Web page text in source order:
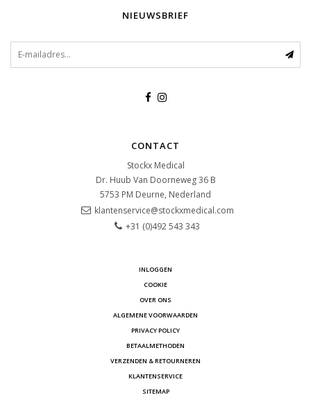
NIEUWSBRIEF
CONTACT
Stockx Medical
Dr. Huub Van Doorneweg 36 B
5753 PM Deurne, Nederland
klantenservice@stockxmedical.com
+31 (0)492 543 343
INLOGGEN
COOKIE
OVER ONS
ALGEMENE VOORWAARDEN
PRIVACY POLICY
BETAALMETHODEN
VERZENDEN & RETOURNEREN
KLANTENSERVICE
SITEMAP